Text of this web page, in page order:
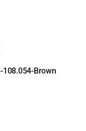
Brown